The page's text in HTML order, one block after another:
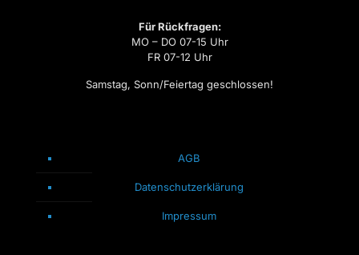
Für Rückfragen:
MO – DO 07-15 Uhr
FR 07-12 Uhr
Samstag, Sonn/Feiertag geschlossen!
AGB
Datenschutzerklärung
Impressum